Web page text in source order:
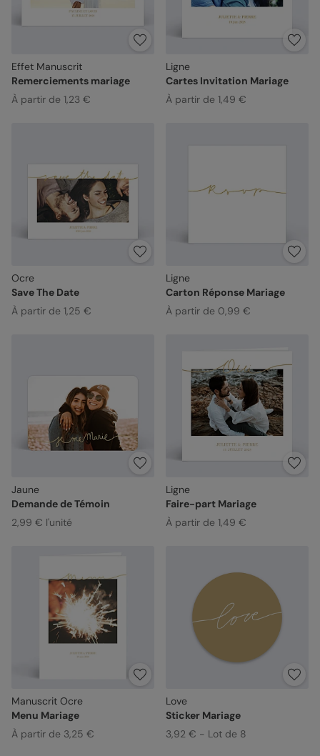
Effet Manuscrit
Remerciements mariage
À partir de 1,23 €
Ligne
Cartes Invitation Mariage
À partir de 1,49 €
Ocre
Save The Date
À partir de 1,25 €
Ligne
Carton Réponse Mariage
À partir de 0,99 €
Jaune
Demande de Témoin
2,99 € l'unité
Ligne
Faire-part Mariage
À partir de 1,49 €
Manuscrit Ocre
Menu Mariage
À partir de 3,25 €
Love
Sticker Mariage
3,92 € - Lot de 8